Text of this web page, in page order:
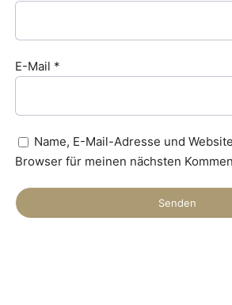
E-Mail *
Name, E-Mail-Adresse und
Browser für meinen nächsten